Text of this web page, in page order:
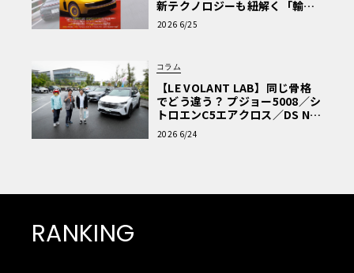
新テクノロジーも紐解く「輸入
車Q&A」
2026 6/25
コラム
【LE VOLANT LAB】同じ骨格
でどう違う？ プジョー5008／シ
トロエンC5エアクロス／DS Nº4
読者一気乗りレポート
2026 6/24
RANKING